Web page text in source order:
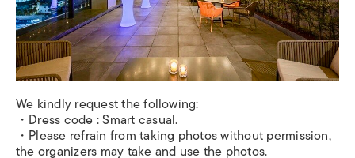
We kindly request the following:
・Dress code : Smart casual.
・Please refrain from taking photos without permission,
the organizers may take and use the photos.